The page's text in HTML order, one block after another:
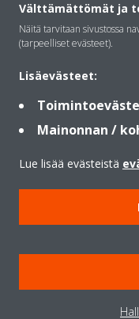
Ratkaisut
Yhteystiedot
Lämpöpumput
Välttämättömät ja
Näitä tarvitaan sivustossa
(tarpeelliset evästeet).
Lisäevästeet:
Mainonnan /
Lue lisää evästeistä